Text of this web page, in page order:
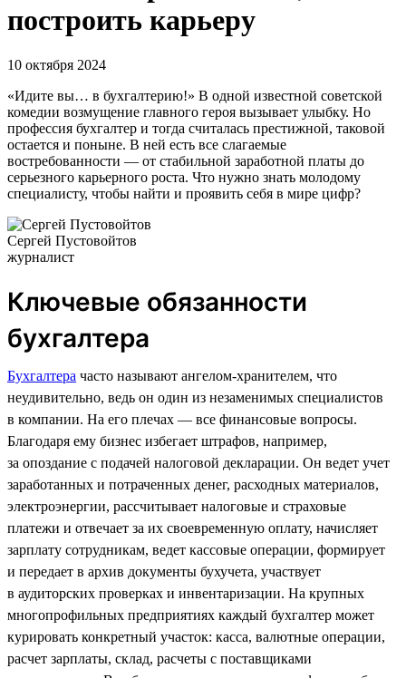
построить карьеру
10 октября 2024
«Идите вы… в бухгалтерию!» В одной известной советской
комедии возмущение главного героя вызывает улыбку. Но
профессия бухгалтер и тогда считалась престижной, таковой
остается и поныне. В ней есть все слагаемые
востребованности — от стабильной заработной платы до
серьезного карьерного роста. Что нужно знать молодому
специалисту, чтобы найти и проявить себя в мире цифр?
Сергей Пустовойтов
журналист
Ключевые обязанности
бухгалтера
Бухгалтера часто называют ангелом-хранителем, что
неудивительно, ведь он один из незаменимых специалистов
в компании. На его плечах — все финансовые вопросы.
Благодаря ему бизнес избегает штрафов, например,
за опоздание с подачей налоговой декларации. Он ведет учет
заработанных и потраченных денег, расходных материалов,
электроэнергии, рассчитывает налоговые и страховые
платежи и отвечает за их своевременную оплату, начисляет
зарплату сотрудникам, ведет кассовые операции, формирует
и передает в архив документы бухучета, участвует
в аудиторских проверках и инвентаризации. На крупных
многопрофильных предприятиях каждый бухгалтер может
курировать конкретный участок: касса, валютные операции,
расчет зарплаты, склад, расчеты с поставщиками